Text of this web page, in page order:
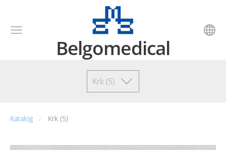
Belgomedical
Krk (5)
Katalog Krk (5)